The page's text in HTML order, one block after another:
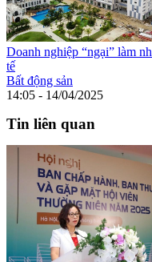
Doanh nghiệp “ngại” làm
tế
Bất động sản
14:05 - 14/04/2025
Tin liên quan